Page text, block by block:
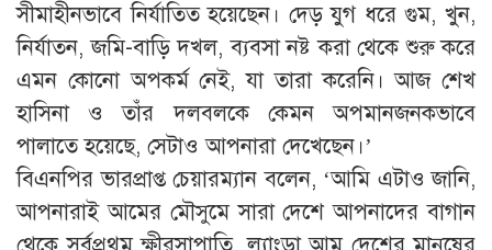
সীমাহীনভাবে নির্যাতিত হয়েছেন। দেড় যুগ ধরে গুম, খুন,
নির্যাতন, জমি-বাড়ি দখল, ব্যবসা নষ্ট করা থেকে শুরু করে
এমন কোনো অপকর্ম নেই, যা তারা করেনি। আজ শেখ
হাসিনা ও তাঁর দলবলকে কেমন অপমানজনকভাবে
পালাতে হয়েছে, সেটাও আপনারা দেখেছেন।’
বিএনপির ভারপ্রাপ্ত চেয়ারম্যান বলেন, ‘আমি এটাও জানি,
আপনারাই আমের মৌসুমে সারা দেশে আপনাদের বাগান